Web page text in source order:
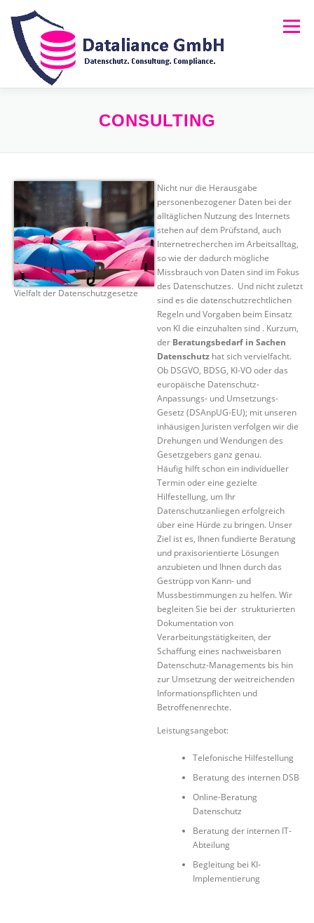
Inhalt
springen
Menü
ÜBER UNS LEISTUNGEN
CONSULTING
Vielfalt der Datenschutzgesetze
Nicht nur die Herausgabe
personenbezogener Daten bei der
alltäglichen Nutzung des Internets
stehen auf dem Prüfstand, auch
Internetrecherchen im Arbeitsalltag,
so wie der dadurch mögliche
Missbrauch von Daten sind im Fokus
des Datenschutzes. Und nicht zuletzt
sind es die datenschutzrechtlichen
Regeln und Vorgaben beim Einsatz
von KI die einzuhalten sind . Kurzum,
der Beratungsbedarf in Sachen
Datenschutz hat sich vervielfacht.
Ob DSGVO, BDSG, KI-VO oder das
europäische Datenschutz-
Anpassungs- und Umsetzungs-
Gesetz (DSAnpUG-EU); mit unseren
inhäusigen Juristen verfolgen wir die
Drehungen und Wendungen des
Gesetzgebers ganz genau.
Häufig hilft schon ein individueller
Termin oder eine gezielte
Hilfestellung, um Ihr
Datenschutzanliegen erfolgreich
über eine Hürde zu bringen. Unser
Ziel ist es, Ihnen fundierte Beratung
und praxisorientierte Lösungen
anzubieten und Ihnen durch das
Gestrüpp von Kann- und
Mussbestimmungen zu helfen. Wir
begleiten Sie bei der strukturierten
Dokumentation von
Verarbeitungstätigkeiten, der
Schaffung eines nachweisbaren
Datenschutz-Managements bis hin
zur Umsetzung der weitreichenden
Informationspflichten und
Betroffenenrechte.
Leistungsangebot:
Telefonische Hilfestellung
Beratung des internen DSB
Online-Beratung
Datenschutz
Beratung der internen IT-
Abteilung
Begleitung bei KI-
Implementierung